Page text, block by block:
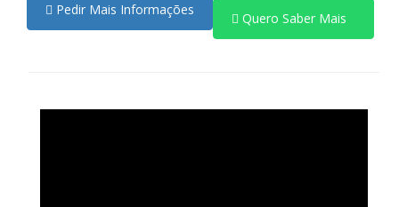
Pedir Mais Informações
Quero Saber Mais